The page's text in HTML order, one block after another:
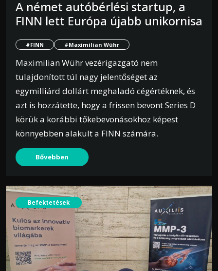
A német autóbérlési startup, a
FINN lett Európa újabb unikornisa
#FINN #Maximilian Wühr
Maximilian Wühr vezérigazgató nem
tulajdonított túl nagy jelentőséget az
egymilliárd dollárt meghaladó cégértéknek, és
azt is hozzátette, hogy a frissen bevont Series D
körük a korábbi tőkebevonásokhoz képest
könnyebben alakult a FINN számára.
Bővebben
Befektetések